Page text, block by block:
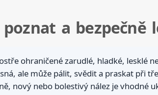
a bezpečně
ohraničené zarudlé, hladké, lesklé
ale může pálit, svědit a praskat při
nový nebo bolestivý nález je vhodné